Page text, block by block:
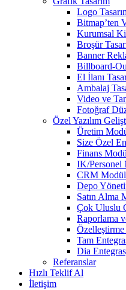
Logo
Bitmap’ten
Kurumsal
Broşür
Banner
Billboard-
El İlanı
Ambalaj
Video ve
Fotoğraf
Özel Yazılım
Üretim
Size Özel
Finans
IK/Personel
CRM
Depo
Satın Alma
Çok Uluslu
Raporlama
Tam
Dia
Referanslar
Hızlı Teklif Al
İletişim